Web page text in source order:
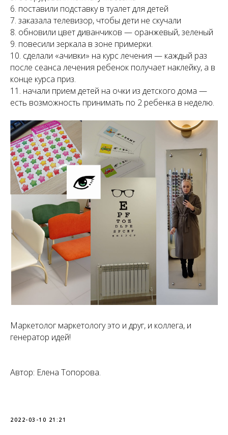
6. поставили подставку в туалет для детей
7. заказала телевизор, чтобы дети не скучали
8. обновили цвет диванчиков — оранжевый, зеленый
9. повесили зеркала в зоне примерки.
10. сделали «ачивки» на курс лечения — каждый раз
после сеанса лечения ребенок получает наклейку, а в
конце курса приз.
11. начали прием детей на очки из детского дома —
есть возможность принимать по 2 ребенка в неделю.
Маркетолог маркетологу это и друг, и коллега, и
генератор идей!
Автор: Елена Топорова.
2022-03-10 21:21